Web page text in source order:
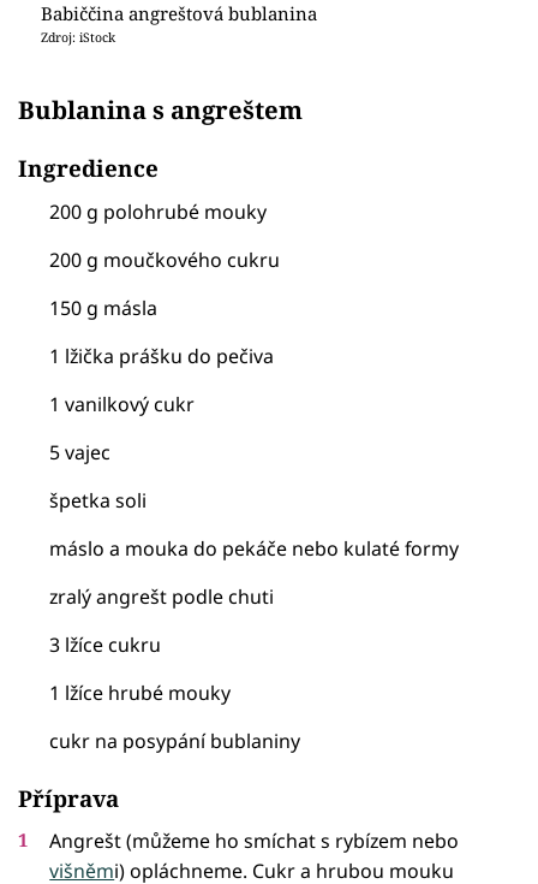
Babiččina angreštová bublanina
Zdroj: iStock
Bublanina s angreštem
Ingredience
200 g polohrubé mouky
200 g moučkového cukru
150 g másla
1 lžička prášku do pečiva
1 vanilkový cukr
5 vajec
špetka soli
máslo a mouka do pekáče nebo kulaté formy
zralý angrešt podle chuti
3 lžíce cukru
1 lžíce hrubé mouky
cukr na posypání bublaniny
Příprava
Angrešt (můžeme ho smíchat s rybízem nebo
višněmi) opláchneme. Cukr a hrubou mouku